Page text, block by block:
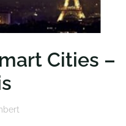
Cities –